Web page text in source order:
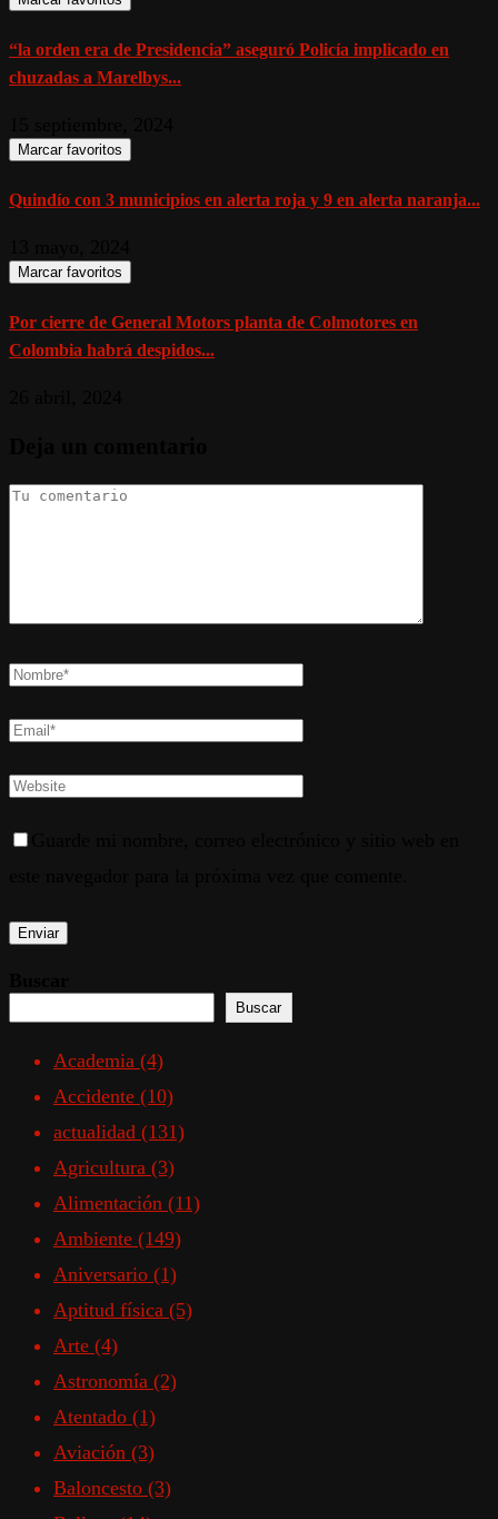
“la orden era de Presidencia” aseguró Policía implicado en
chuzadas a Marelbys...
Marcar favoritos
Quindío con 3 municipios en alerta roja y 9 en alerta naranja...
Marcar favoritos
Por cierre de General Motors planta de Colmotores en
Colombia habrá despidos...
Buscar
Academia (4)
Accidente (10)
actualidad (131)
Agricultura (3)
Alimentación (11)
Ambiente (149)
Aniversario (1)
Aptitud física (5)
Arte (4)
Astronomía (2)
Atentado (1)
Aviación (3)
Baloncesto (3)